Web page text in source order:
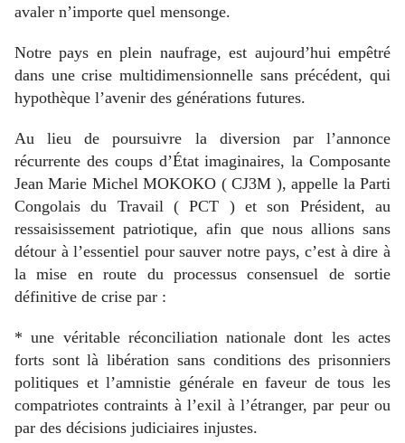
avaler n’importe quel mensonge.
Notre pays en plein naufrage, est aujourd’hui empêtré
dans une crise multidimensionnelle sans précédent, qui
hypothèque l’avenir des générations futures.
Au lieu de poursuivre la diversion par l’annonce
récurrente des coups d’État imaginaires, la Composante
Jean Marie Michel MOKOKO ( CJ3M ), appelle la Parti
Congolais du Travail ( PCT ) et son Président, au
ressaisissement patriotique, afin que nous allions sans
détour à l’essentiel pour sauver notre pays, c’est à dire à
la mise en route du processus consensuel de sortie
définitive de crise par :
* une véritable réconciliation nationale dont les actes
forts sont là libération sans conditions des prisonniers
politiques et l’amnistie générale en faveur de tous les
compatriotes contraints à l’exil à l’étranger, par peur ou
par des décisions judiciaires injustes.